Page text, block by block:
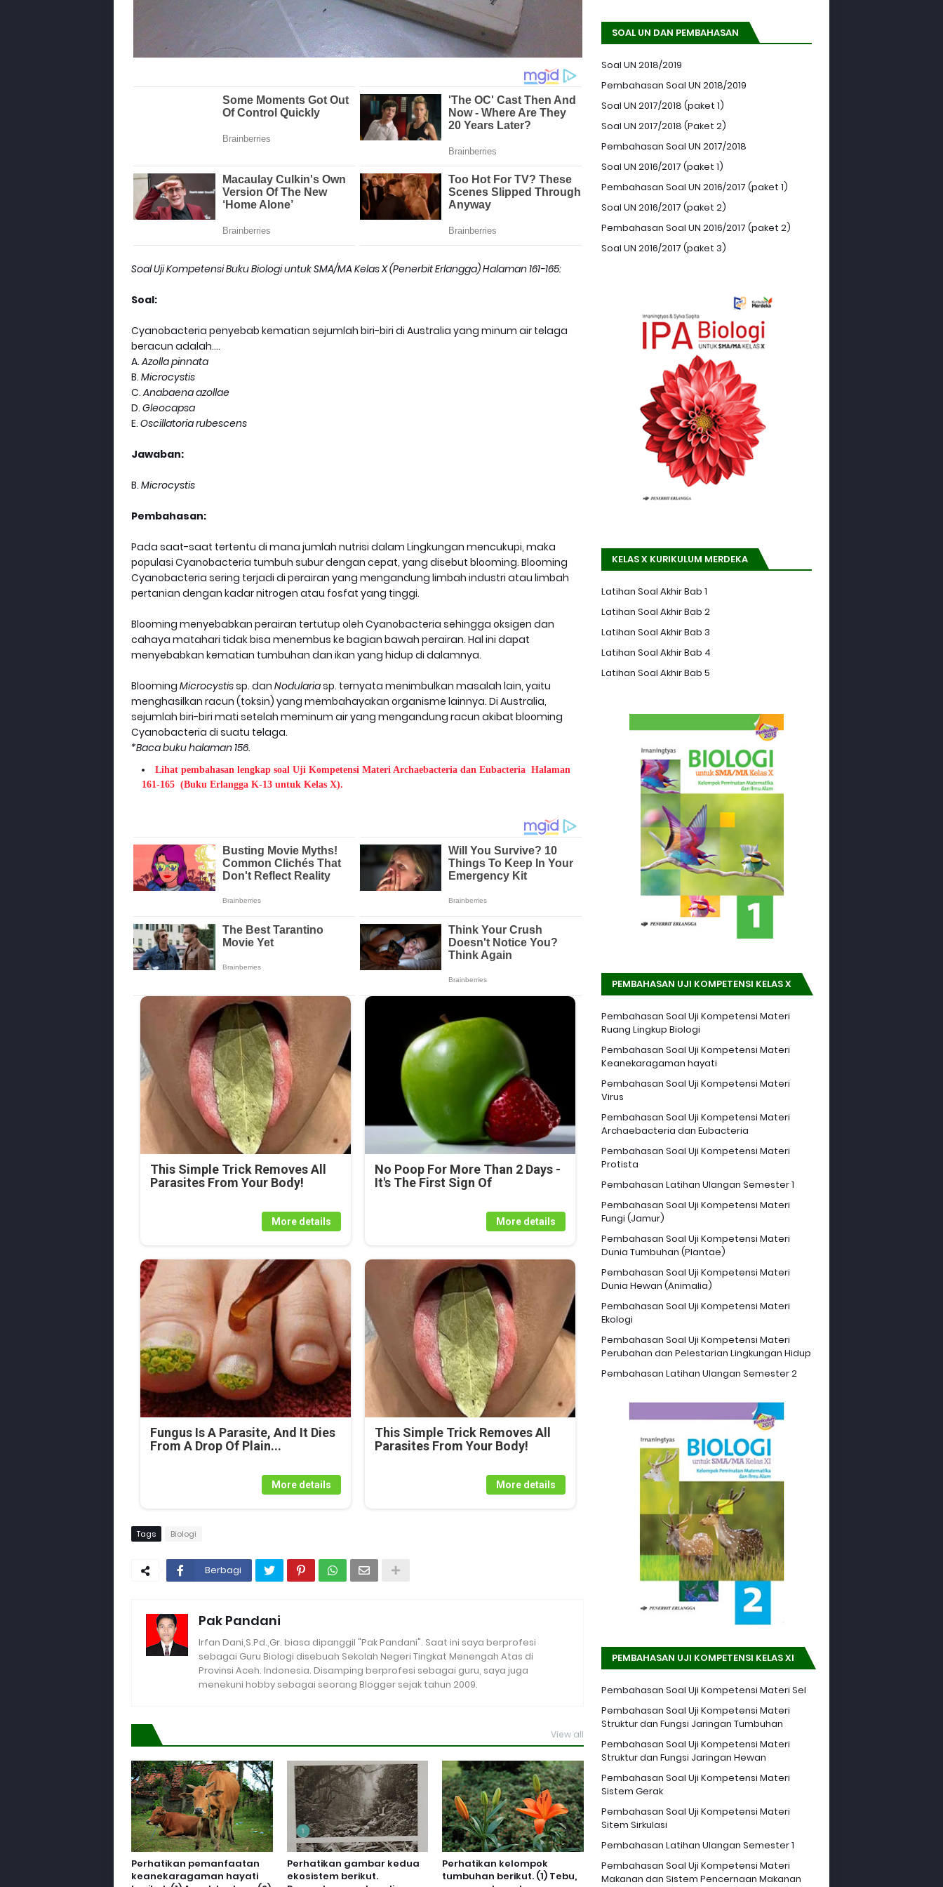
Soal Uji Kompetensi Buku Biologi untuk SMA/MA Kelas X (Penerbit Erlangga) Halaman 161-165:
Soal:
Cyanobacteria penyebab kematian sejumlah biri-biri di Australia yang minum air telaga
beracun adalah....
A.Azolla pinnata
B. Microcystis
C.Anabaena azollae
D. Gleocapsa
E. Oscillatoria rubescens
Jawaban:
B. Microcystis
Pembahasan:
Pada saat-saat tertentu di mana jumlah nutrisi dalam Lingkungan mencukupi, maka
populasi Cyanobacteria tumbuh subur dengan cepat, yang disebut blooming. Blooming
Cyanobacteria sering terjadi di perairan yang mengandung limbah industri atau limbah
pertanian dengan kadar nitrogen atau fosfat yang tinggi.
Blooming menyebabkan perairan tertutup oleh Cyanobacteria sehingga oksigen dan
cahaya matahari tidak bisa menembus ke bagian bawah perairan. Hal ini dapat
menyebabkan kematian tumbuhan dan ikan yang hidup di dalamnya.
Blooming Microcystissp. dan Nodulariasp. ternyata menimbulkan masalah lain, yaitu
menghasilkan racun (toksin) yang membahayakan organisme lainnya. Di Australia,
sejumlah biri-biri mati setelah meminum air yang mengandung racun akibat blooming
Cyanobacteria di suatu telaga.
*Baca buku halaman 156.
Lihat pembahasan lengkap soal Uji Kompetensi Materi Archaebacteria dan Eubacteria Halaman
161-165 (Buku Erlangga K-13 untuk Kelas X).
This Simple Trick Removes All
Parasites From Your Body!
More details
No Poop For More Than 2 Days -
It's The First Sign Of
More details
Fungus Is A Parasite, And It Dies
From A Drop Of Plain...
More details
This Simple Trick Removes All
Parasites From Your Body!
More details
Tags Biologi
Berbagi
Pak Pandani
Irfan Dani,S.Pd.,Gr. biasa dipanggil "Pak Pandani". Saat ini saya berprofesi
sebagai Guru Biologi disebuah Sekolah Negeri Tingkat Menengah Atas di
Provinsi Aceh. Indonesia. Disamping berprofesi sebagai guru, saya juga
menekuni hobby sebagai seorang Blogger sejak tahun 2009.
View all
Perhatikan pemanfaatan
keanekaragaman hayati
Perhatikan gambar kedua
ekosistem berikut.
Perhatikan kelompok
tumbuhan berikut. (1) Tebu,
SOAL UN DAN PEMBAHASAN
Soal UN 2018/2019
Pembahasan Soal UN 2018/2019
Soal UN 2017/2018 (paket 1)
Soal UN 2017/2018 (Paket 2)
Pembahasan Soal UN 2017/2018
Soal UN 2016/2017 (paket 1)
Pembahasan Soal UN 2016/2017 (paket 1)
Soal UN 2016/2017 (paket 2)
Pembahasan Soal UN 2016/2017 (paket 2)
Soal UN 2016/2017 (paket 3)
KELAS X KURIKULUM MERDEKA
Latihan Soal Akhir Bab 1
Latihan Soal Akhir Bab 2
Latihan Soal Akhir Bab 3
Latihan Soal Akhir Bab 4
Latihan Soal Akhir Bab 5
PEMBAHASAN UJI KOMPETENSI KELAS X
Pembahasan Soal Uji Kompetensi Materi
Ruang Lingkup Biologi
Pembahasan Soal Uji Kompetensi Materi
Keanekaragaman hayati
Pembahasan Soal Uji Kompetensi Materi
Virus
Pembahasan Soal Uji Kompetensi Materi
Archaebacteria dan Eubacteria
Pembahasan Soal Uji Kompetensi Materi
Protista
Pembahasan Latihan Ulangan Semester 1
Pembahasan Soal Uji Kompetensi Materi
Fungi (Jamur)
Pembahasan Soal Uji Kompetensi Materi
Dunia Tumbuhan (Plantae)
Pembahasan Soal Uji Kompetensi Materi
Dunia Hewan (Animalia)
Pembahasan Soal Uji Kompetensi Materi
Ekologi
Pembahasan Soal Uji Kompetensi Materi
Perubahan dan Pelestarian Lingkungan Hidup
Pembahasan Latihan Ulangan Semester 2
PEMBAHASAN UJI KOMPETENSI KELAS XI
Pembahasan Soal Uji Kompetensi Materi Sel
Pembahasan Soal Uji Kompetensi Materi
Struktur dan Fungsi Jaringan Tumbuhan
Pembahasan Soal Uji Kompetensi Materi
Struktur dan Fungsi Jaringan Hewan
Pembahasan Soal Uji Kompetensi Materi
Sistem Gerak
Pembahasan Soal Uji Kompetensi Materi
Sitem Sirkulasi
Pembahasan Latihan Ulangan Semester 1
Pembahasan Soal Uji Kompetensi Materi
Makanan dan Sistem Pencernaan Makanan